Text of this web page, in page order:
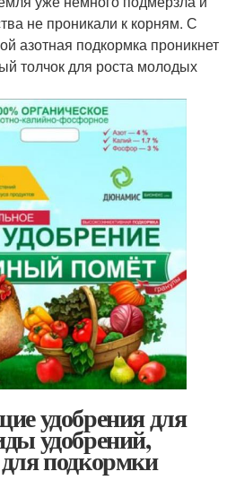
не проникали к корням. С
азотная подкормка проникнет
толчок для роста молодых
удобрения для
удобрений,
подкормки